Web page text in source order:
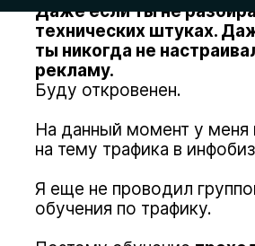
Даже если ты не
технических штуках.
ты никогда не
рекламу.
Буду откровенен.
На данный момент у меня
на тему трафика в
Я еще не проводил
обучения по трафику.